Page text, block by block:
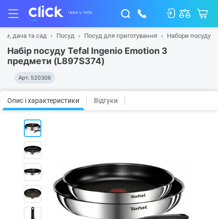
дача та сад Посуд Посуд для приготування Набори посуду
Набір посуду Tefal Ingenio Emotion 3
предмети (L897S374)
Арт. 520306
Опис і характеристики Відгуки